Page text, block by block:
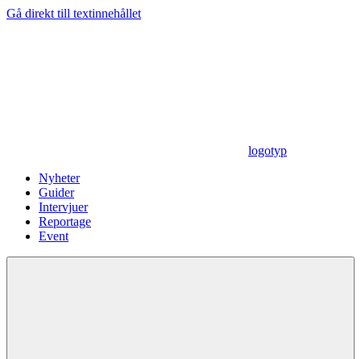
Gå direkt till textinnehållet
logotyp
Nyheter
Guider
Intervjuer
Reportage
Event